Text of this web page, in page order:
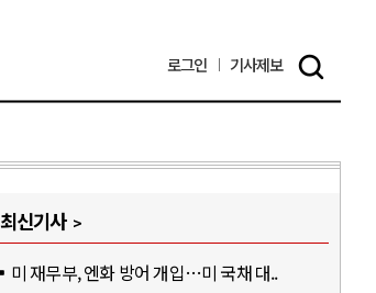
로그인 기사제보
최신기사
미 재무부, 엔화 방어 개입…미 국채 대..